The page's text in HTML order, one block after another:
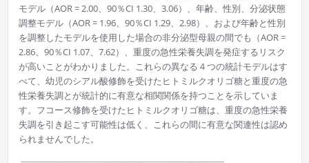
モデル（AOR = 2.00、90％CI 1.30、3.06）、年齢、性別、分泌状態
調整モデル（AOR = 1.96、90％CI 1.29、2.98）、および年齢と性別
を調整したモデルを使用した場合の非分泌型母親の間でも（AOR =
2.86、90％CI 1.07、7.62）、重度の急性栄養失調を発症するリスク
が高いことがわかりました。これらの異なる４つの統計モデルはす
べて、幼児のシアル酸修飾を受けたヒトミルクオリゴ糖と重度の急
性栄養失調とが統計的に有意な相関関係を持つことを示していま
す。フコース修飾を受けたヒトミルクオリゴ糖は、重度の急性栄養
失調を引き起こす可能性は低く、これらの間に有意な関連性は認め
られませんでした。